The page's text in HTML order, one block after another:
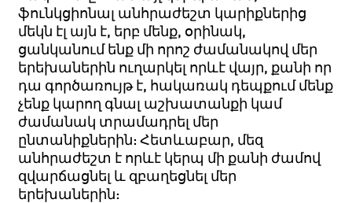
ֆունկցիոնալ անհրաժեշտ կարիքներից
մեկն էլ այն է, երբ մենք, օրինակ,
ցանկանում ենք մի որոշ ժամանակով մեր
երեխաներին ուղարկել որևէ վայր, քանի որ
դա գործառույթ է, հակառակ դեպքում մենք
չենք կարող գնալ աշխատանքի կամ
ժամանակ տրամադրել մեր
ընտանիքներին: Հետևաբար, մեզ
անհրաժեշտ է որևէ կերպ մի քանի ժամով
զվարճացնել և զբաղեցնել մեր
երեխաներին: